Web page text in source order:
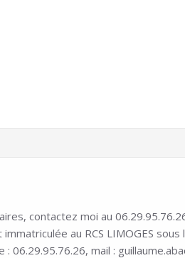
contactez moi au
immatriculée au RCS LIMOGES
06.29.95.76.26, mail :